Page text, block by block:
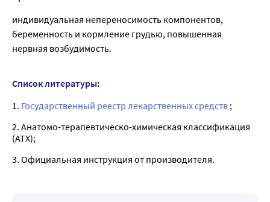
индивидуальная непереносимость компонентов,
беременность и кормление грудью, повышенная
нервная возбудимость.
Список литературы:
1. Государственный реестр лекарственных средств ;
2. Анатомо-терапевтическо-химическая классификация
(ATX);
3. Официальная инструкция от производителя.